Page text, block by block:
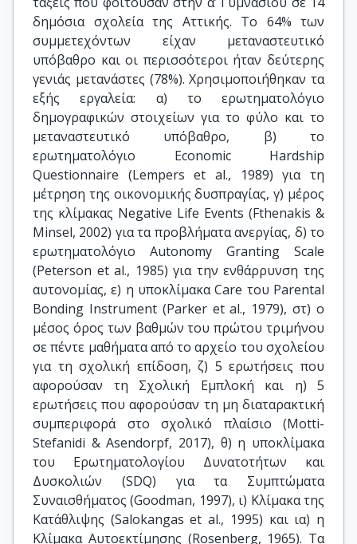
δημόσια σχολεία της Αττικής. Το 64% των
συμμετεχόντων είχαν μεταναστευτικό
υπόβαθρο και οι περισσότεροι ήταν δεύτερης
γενιάς μετανάστες (78%). Χρησιμοποιήθηκαν τα
εξής εργαλεία: α) το ερωτηματολόγιο
δημογραφικών στοιχείων για το φύλο και το
μεταναστευτικό υπόβαθρο, β) το
ερωτηματολόγιο Economic Hardship
Questionnaire (Lempers et al., 1989) για τη
μέτρηση της οικονομικής δυσπραγίας, γ) μέρος
της κλίμακας Negative Life Events (Fthenakis &
Minsel, 2002) για τα προβλήματα ανεργίας, δ) το
ερωτηματολόγιο Autonomy Granting Scale
(Peterson et al., 1985) για την ενθάρρυνση της
αυτονομίας, ε) η υποκλίμακα Care του Parental
Bonding Instrument (Parker et al., 1979), στ) ο
μέσος όρος των βαθμών του πρώτου τριμήνου
σε πέντε μαθήματα από το αρχείο του σχολείου
για τη σχολική επίδοση, ζ) 5 ερωτήσεις που
αφορούσαν τη Σχολική Εμπλοκή και η) 5
ερωτήσεις που αφορούσαν τη μη διαταρακτική
συμπεριφορά στο σχολικό πλαίσιο (Motti-
Stefanidi & Asendorpf, 2017), θ) η υποκλίμακα
του Ερωτηματολογίου Δυνατοτήτων και
Δυσκολιών (SDQ) για τα Συμπτώματα
Συναισθήματος (Goodman, 1997), ι) Κλίμακα της
Κατάθλιψης (Salokangas et al., 1995) και ια) η
Κλίμακα Αυτοεκτίμησης (Rosenberg, 1965). Τα